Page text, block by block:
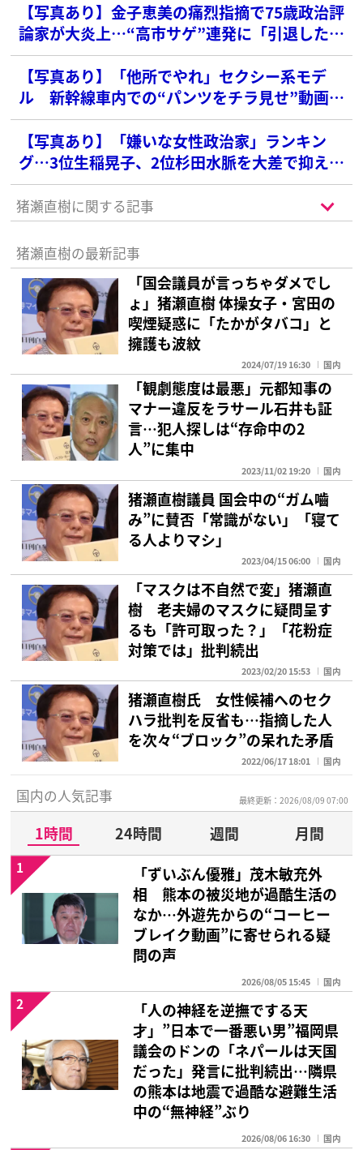
【写真あり】金子恵美の痛烈指摘で75歳政治評
論家が大炎上…“高市サゲ”連発に「引退したほ
うがいい」辛辣声も
【写真あり】「他所でやれ」セクシー系モデ
ル 新幹線車内での“パンツをチラ見せ”動画が
波紋…衆院選でも“半ケツビラ配り”写真が炎上
【写真あり】「嫌いな女性政治家」ランキン
グ…3位生稲晃子、2位杉田水脈を大差で抑えた
1位は？
猪瀬直樹に関する記事
猪瀬直樹の最新記事
「国会議員が言っちゃダメでし
ょ」猪瀬直樹 体操女子・宮田の
喫煙疑惑に「たかがタバコ」と
擁護も波紋
2024/07/19 16:30 国内
「観劇態度は最悪」元都知事の
マナー違反をラサール石井も証
言…犯人探しは“存命中の2
人”に集中
2023/11/02 19:20 国内
猪瀬直樹議員 国会中の“ガム嚙
み”に賛否「常識がない」「寝て
る人よりマシ」
2023/04/15 06:00 国内
「マスクは不自然で変」猪瀬直
樹 老夫婦のマスクに疑問呈す
るも「許可取った？」「花粉症
対策では」批判続出
2023/02/20 15:53 国内
猪瀬直樹氏 女性候補へのセク
ハラ批判を反省も…指摘した人
を次々“ブロック”の呆れた矛盾
2022/06/17 18:01 国内
国内の人気記事 最終更新：2026/08/09 07:00
1時間 24時間 週間
月間
「ずいぶん優雅」茂木敏充外
相 熊本の被災地が過酷生活の
なか…外遊先からの“コーヒー
ブレイク動画”に寄せられる疑
問の声
2026/08/05 15:45 国内
1
「人の神経を逆撫でする天
才」”日本で一番悪い男”福岡県
議会のドンの「ネパールは天国
だった」発言に批判続出…隣県
の熊本は地震で過酷な避難生活
中の“無神経”ぶり
2026/08/06 16:30 国内
2